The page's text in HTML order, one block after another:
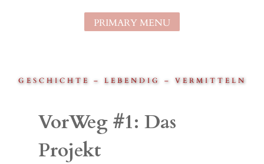
GESCHICHTE – LEBENDIG – VERMITTELN
PRIMARY MENU
VorWeg #1: Das
Projekt